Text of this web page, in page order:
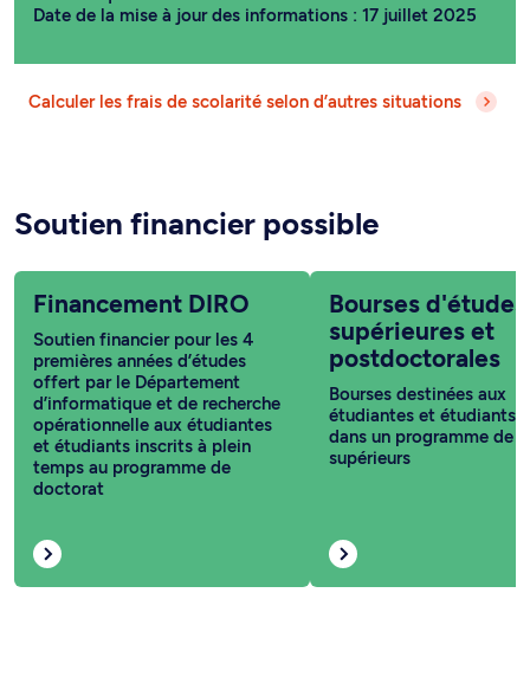
Date de la mise à jour des informations : 17 juillet 2025
Calculer les frais de scolarité selon d’autres situations
Soutien financier possible
Financement DIRO
Soutien financier pour les 4
premières années d’études
offert par le Département
d’informatique et de recherche
opérationnelle aux étudiantes
et étudiants inscrits à plein
temps au programme de
doctorat
Bourses d'études
supérieures et
postdoctorales
Bourses destinées aux
étudiantes et étudiants
dans un programme de
supérieurs